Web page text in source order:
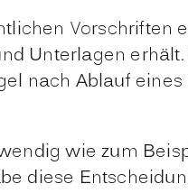
Vorschriften
Unterlagen
nach Ablauf
wie zum
diese